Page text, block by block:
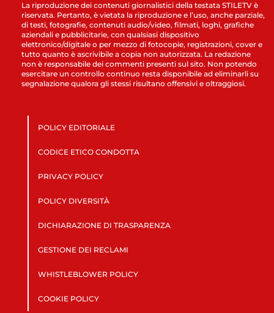
La riproduzione dei contenuti giornalistici della testata STILETV è
riservata. Pertanto, è vietata la riproduzione e l’uso, anche parziale,
di testi, fotografie, contenuti audio/video, filmati, loghi, grafiche
aziendali e pubblicitarie, con qualsiasi dispositivo
elettronico/digitale o per mezzo di fotocopie, registrazioni, cover e
tutto quanto è ascrivibile a copia non autorizzata. La redazione
non è responsabile dei commenti presenti sul sito. Non potendo
esercitare un controllo continuo resta disponibile ad eliminarli su
segnalazione qualora gli stessi risultano offensivi e oltraggiosi.
POLICY EDITORIALE
CODICE ETICO CONDOTTA
PRIVACY POLICY
POLICY DIVERSITÀ
DICHIARAZIONE DI TRASPARENZA
GESTIONE DEI RECLAMI
WHISTLEBLOWER POLICY
COOKIE POLICY